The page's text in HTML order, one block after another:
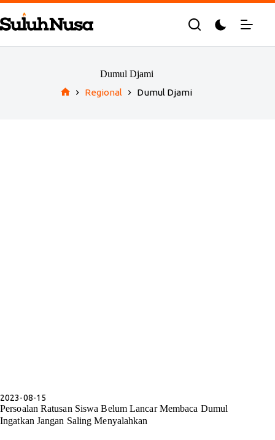
Skip
to
content
Dumul Djami
Regional Dumul Djami
2023-08-15
Persoalan Ratusan Siswa Belum Lancar Membaca Dumul
Ingatkan Jangan Saling Menyalahkan